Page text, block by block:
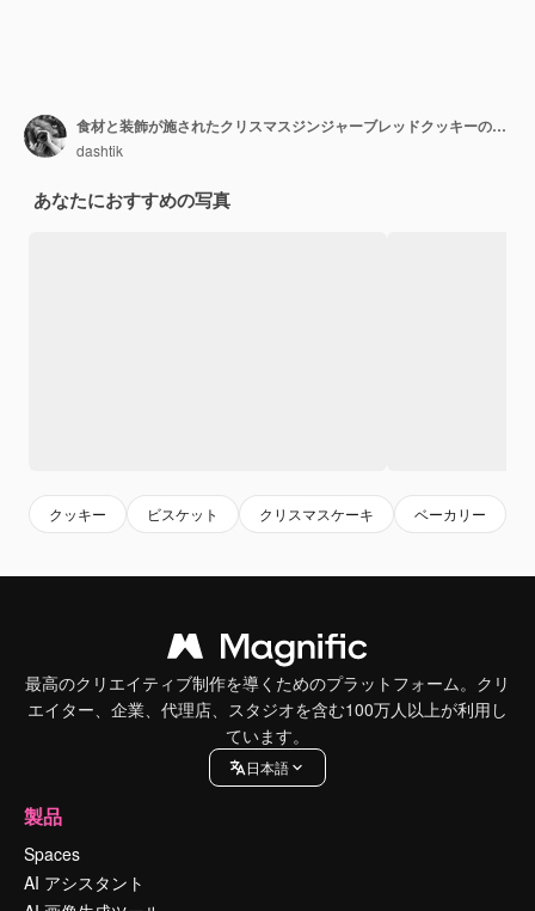
食材と装飾が施されたクリスマスジンジャーブレッドクッキーの調理
dashtik
あなたにおすすめの写真
クッキー ビスケット クリスマスケーキ ベーカリー
最高のクリエイティブ制作を導くためのプラットフォーム。クリ
エイター、企業、代理店、スタジオを含む100万人以上が利用し
ています。
日本語
製品
Spaces
AI アシスタント